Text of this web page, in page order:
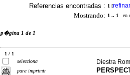
Referencias encontradas : 1 [refinar
Mostrando: 1 .. 1 en
p�gina 1 de 1
1 / 1
selecciona
para imprimir
Diestra